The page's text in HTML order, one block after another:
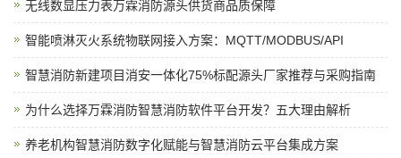
无线数显压力表万霖消防源头供货商品质保障
智能喷淋灭火系统物联网接入方案：MQTT/MODBUS/API
智慧消防新建项目消安一体化75%标配源头厂家推荐与采购指南
为什么选择万霖消防智慧消防软件平台开发？五大理由解析
养老机构智慧消防数字化赋能与智慧消防云平台集成方案